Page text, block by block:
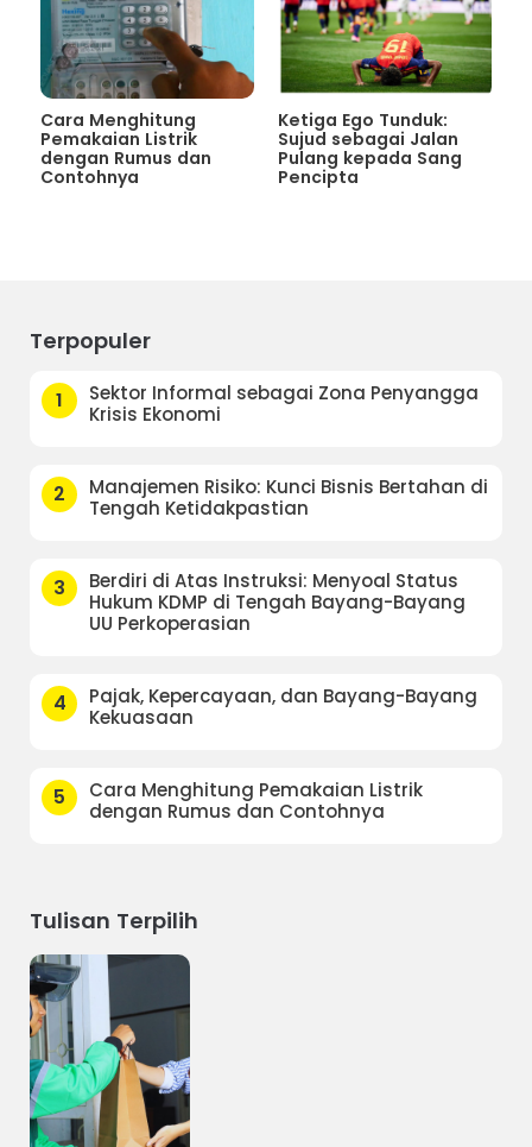
Cara Menghitung
Pemakaian Listrik
dengan Rumus dan
Contohnya
Ketiga Ego Tunduk:
Sujud sebagai Jalan
Pulang kepada Sang
Pencipta
Terpopuler
1
Sektor Informal sebagai Zona Penyangga
Krisis Ekonomi
2
Manajemen Risiko: Kunci Bisnis Bertahan di
Tengah Ketidakpastian
3
Berdiri di Atas Instruksi: Menyoal Status
Hukum KDMP di Tengah Bayang-Bayang
UU Perkoperasian
4
Pajak, Kepercayaan, dan Bayang-Bayang
Kekuasaan
5
Cara Menghitung Pemakaian Listrik
dengan Rumus dan Contohnya
Tulisan Terpilih